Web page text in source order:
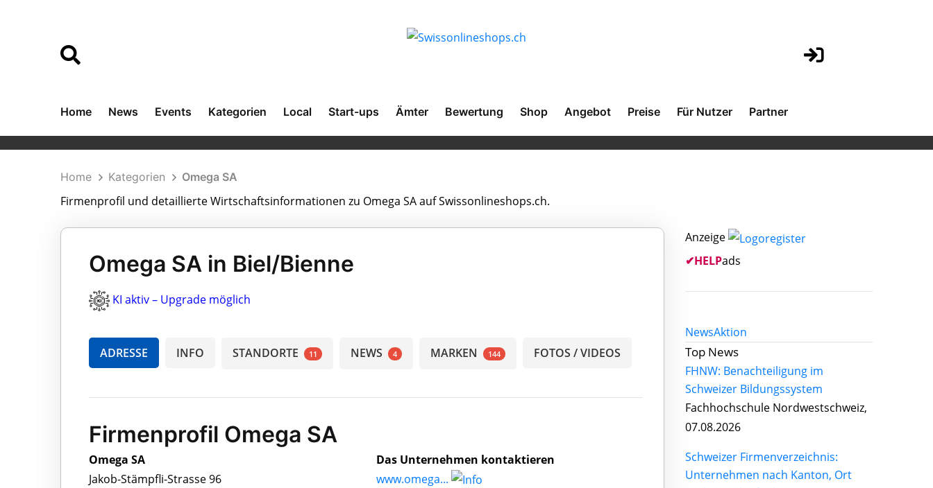
Home News Events Kategorien Local Start-ups Ämter Bewertung Shop Angebot Preise Für Nutzer Partner
Home Kategorien Omega SA
Firmenprofil und detaillierte Wirtschaftsinformationen zu Omega SA auf Swissonlineshops.ch.
Omega SA in Biel/Bienne
KI aktiv – Upgrade möglich
ADRESSE INFO STANDORTE 11 NEWS 4 MARKEN 144 FOTOS / VIDEOS
Firmenprofil Omega SA
Omega SA
Jakob-Stämpfli-Strasse 96
Das Unternehmen kontaktieren
www.omega...
Anzeige
✔HELPads
NewsAktion
Top News
FHNW: Benachteiligung im
Schweizer Bildungssystem
Fachhochschule Nordwestschweiz,
07.08.2026
Schweizer Firmenverzeichnis:
Unternehmen nach Kanton, Ort